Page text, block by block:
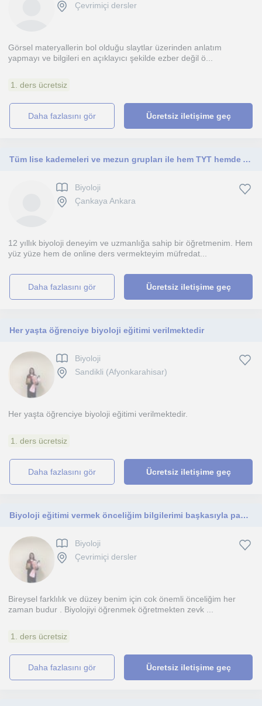
Çevrimiçi dersler
Görsel materyallerin bol olduğu slaytlar üzerinden anlatım
yapmayı ve bilgileri en açıklayıcı şekilde ezber değil ö...
1. ders ücretsiz
daha fazlasını gör Ücretsiz iletişime geç
Tüm lise kademeleri ve mezun grupları ile hem TYT hemde AYT BİYOLOJİ kendi dökümanlarım ile ilerleriz.
Biyoloji
Çankaya Ankara
12 yıllık biyoloji deneyim ve uzmanlığa sahip bir öğretmenim. Hem
yüz yüze hem de online ders vermekteyim müfredat...
daha fazlasını gör Ücretsiz iletişime geç
Her yaşta öğrenciye biyoloji eğitimi verilmektedir
Biyoloji
Sandikli (Afyonkarahisar)
Her yaşta öğrenciye biyoloji eğitimi verilmektedir.
1. ders ücretsiz
daha fazlasını gör Ücretsiz iletişime geç
Biyoloji eğitimi vermek önceliğim bilgilerimi başkasıyla paylaşmaktan onur duyarım.
Biyoloji
Çevrimiçi dersler
Bireysel farklılık ve düzey benim için cok önemli önceliğim her
zaman budur . Biyolojiyi öğrenmek öğretmekten zevk ...
1. ders ücretsiz
daha fazlasını gör Ücretsiz iletişime geç